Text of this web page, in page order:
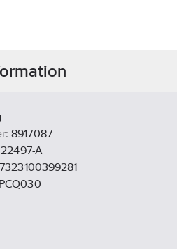
8917087
22497-A
7323100399281
PCQ030